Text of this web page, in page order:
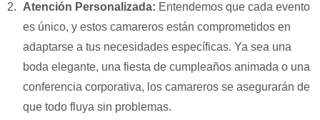
Atención Personalizada: Entendemos que cada evento
es único, y estos camareros están comprometidos en
adaptarse a tus necesidades específicas. Ya sea una
boda elegante, una fiesta de cumpleaños animada o una
conferencia corporativa, los camareros se asegurarán de
que todo fluya sin problemas.